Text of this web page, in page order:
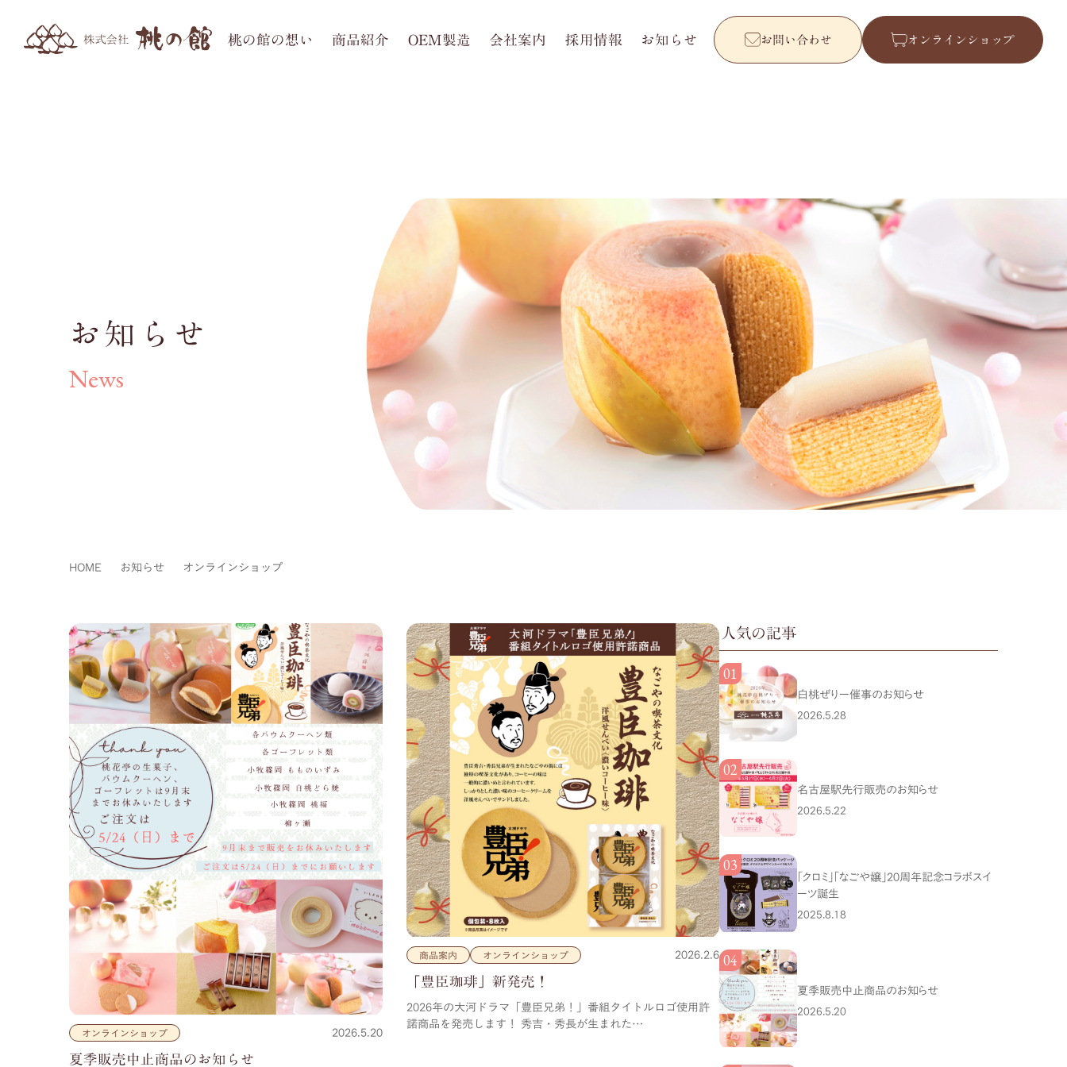
桃の館の想い 商品紹介 OEM製造 会社案内 採用情報 お知らせ お問い合わせ オンラインショップ
お知らせ
News
HOME お知らせ オンラインショップ
オンラインショップ 2026.5.20
夏季販売中止商品のお知らせ
商品案内 オンラインショップ 2026.2.6
「豊臣珈琲」新発売！
2026年の大河ドラマ「豊臣兄弟！」番組タイトルロゴ使用許
諾商品を発売します！ 秀吉・秀長が生まれた…
人気の記事
白桃ぜりー催事のお知らせ
2026.5.28
名古屋駅先行販売のお知らせ
2026.5.22
「クロミ」「なごや嬢」20周年記念コラボスイ
ーツ誕生
2025.8.18
夏季販売中止商品のお知らせ
2026.5.20